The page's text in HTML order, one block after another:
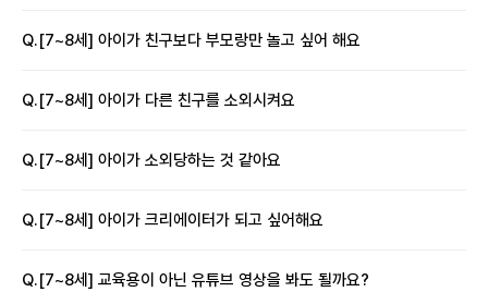
Q.[7~8세] 아이가 친구보다 부모랑만 놀고 싶어 해요
Q.[7~8세] 아이가 다른 친구를 소외시켜요
Q.[7~8세] 아이가 소외당하는 것 같아요
Q.[7~8세] 아이가 크리에이터가 되고 싶어해요
Q.[7~8세] 교육용이 아닌 유튜브 영상을 봐도 될까요?